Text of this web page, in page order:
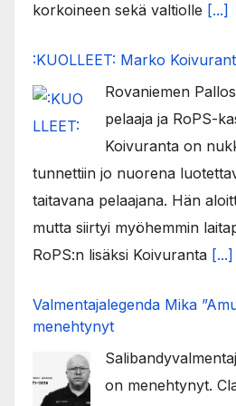
korkoineen sekä valtiolle [...]
:KUOLLEET: Marko
Rovaniemen
pelaaja ja RoPS-
Koivuranta on
tunnettiin jo nuorena
taitavana pelaajana. Hän
mutta siirtyi myöhemmin
RoPS:n lisäksi Koivuranta [...]
Valmentajalegenda Mika
menehtynyt
on menehtynyt.